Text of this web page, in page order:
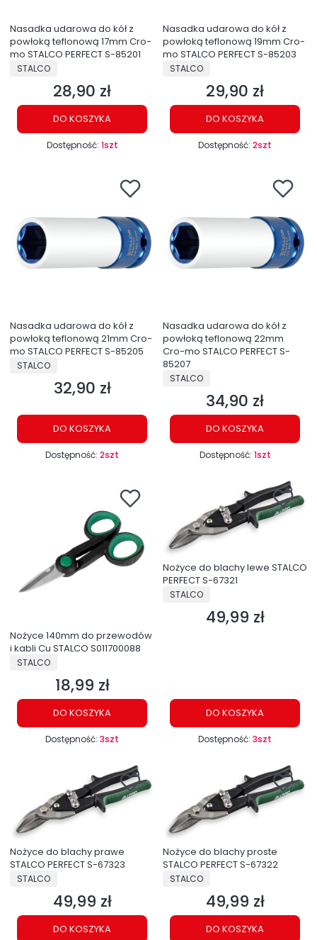
Nasadka udarowa do kół z
powłoką teflonową 17mm Cro-
mo STALCO PERFECT S-85201
PRODUCENT
STALCO
Cena
28,90 zł
DO KOSZYKA
Dostępność: 1szt
Nasadka udarowa do kół z
powłoką teflonową 19mm Cro-
mo STALCO PERFECT S-85203
PRODUCENT
STALCO
Cena
29,90 zł
DO KOSZYKA
Dostępność: 2szt
Nasadka udarowa do kół z
powłoką teflonową 21mm Cro-
mo STALCO PERFECT S-85205
PRODUCENT
STALCO
Cena
32,90 zł
DO KOSZYKA
Dostępność: 2szt
Nasadka udarowa do kół z
powłoką teflonową 22mm
Cro-mo STALCO PERFECT S-
85207
PRODUCENT
STALCO
Cena
34,90 zł
DO KOSZYKA
Dostępność: 1szt
Nożyce 140mm do przewodów
i kabli Cu STALCO S011700088
PRODUCENT
STALCO
Cena
18,99 zł
DO KOSZYKA
Dostępność: 3szt
Nożyce do blachy lewe STALCO
PERFECT S-67321
PRODUCENT
STALCO
Cena
49,99 zł
DO KOSZYKA
Dostępność: 3szt
Nożyce do blachy prawe
STALCO PERFECT S-67323
PRODUCENT
STALCO
Cena
49,99 zł
DO KOSZYKA
Nożyce do blachy proste
STALCO PERFECT S-67322
PRODUCENT
STALCO
Cena
49,99 zł
DO KOSZYKA